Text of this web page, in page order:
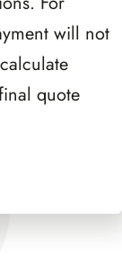
will not
quote